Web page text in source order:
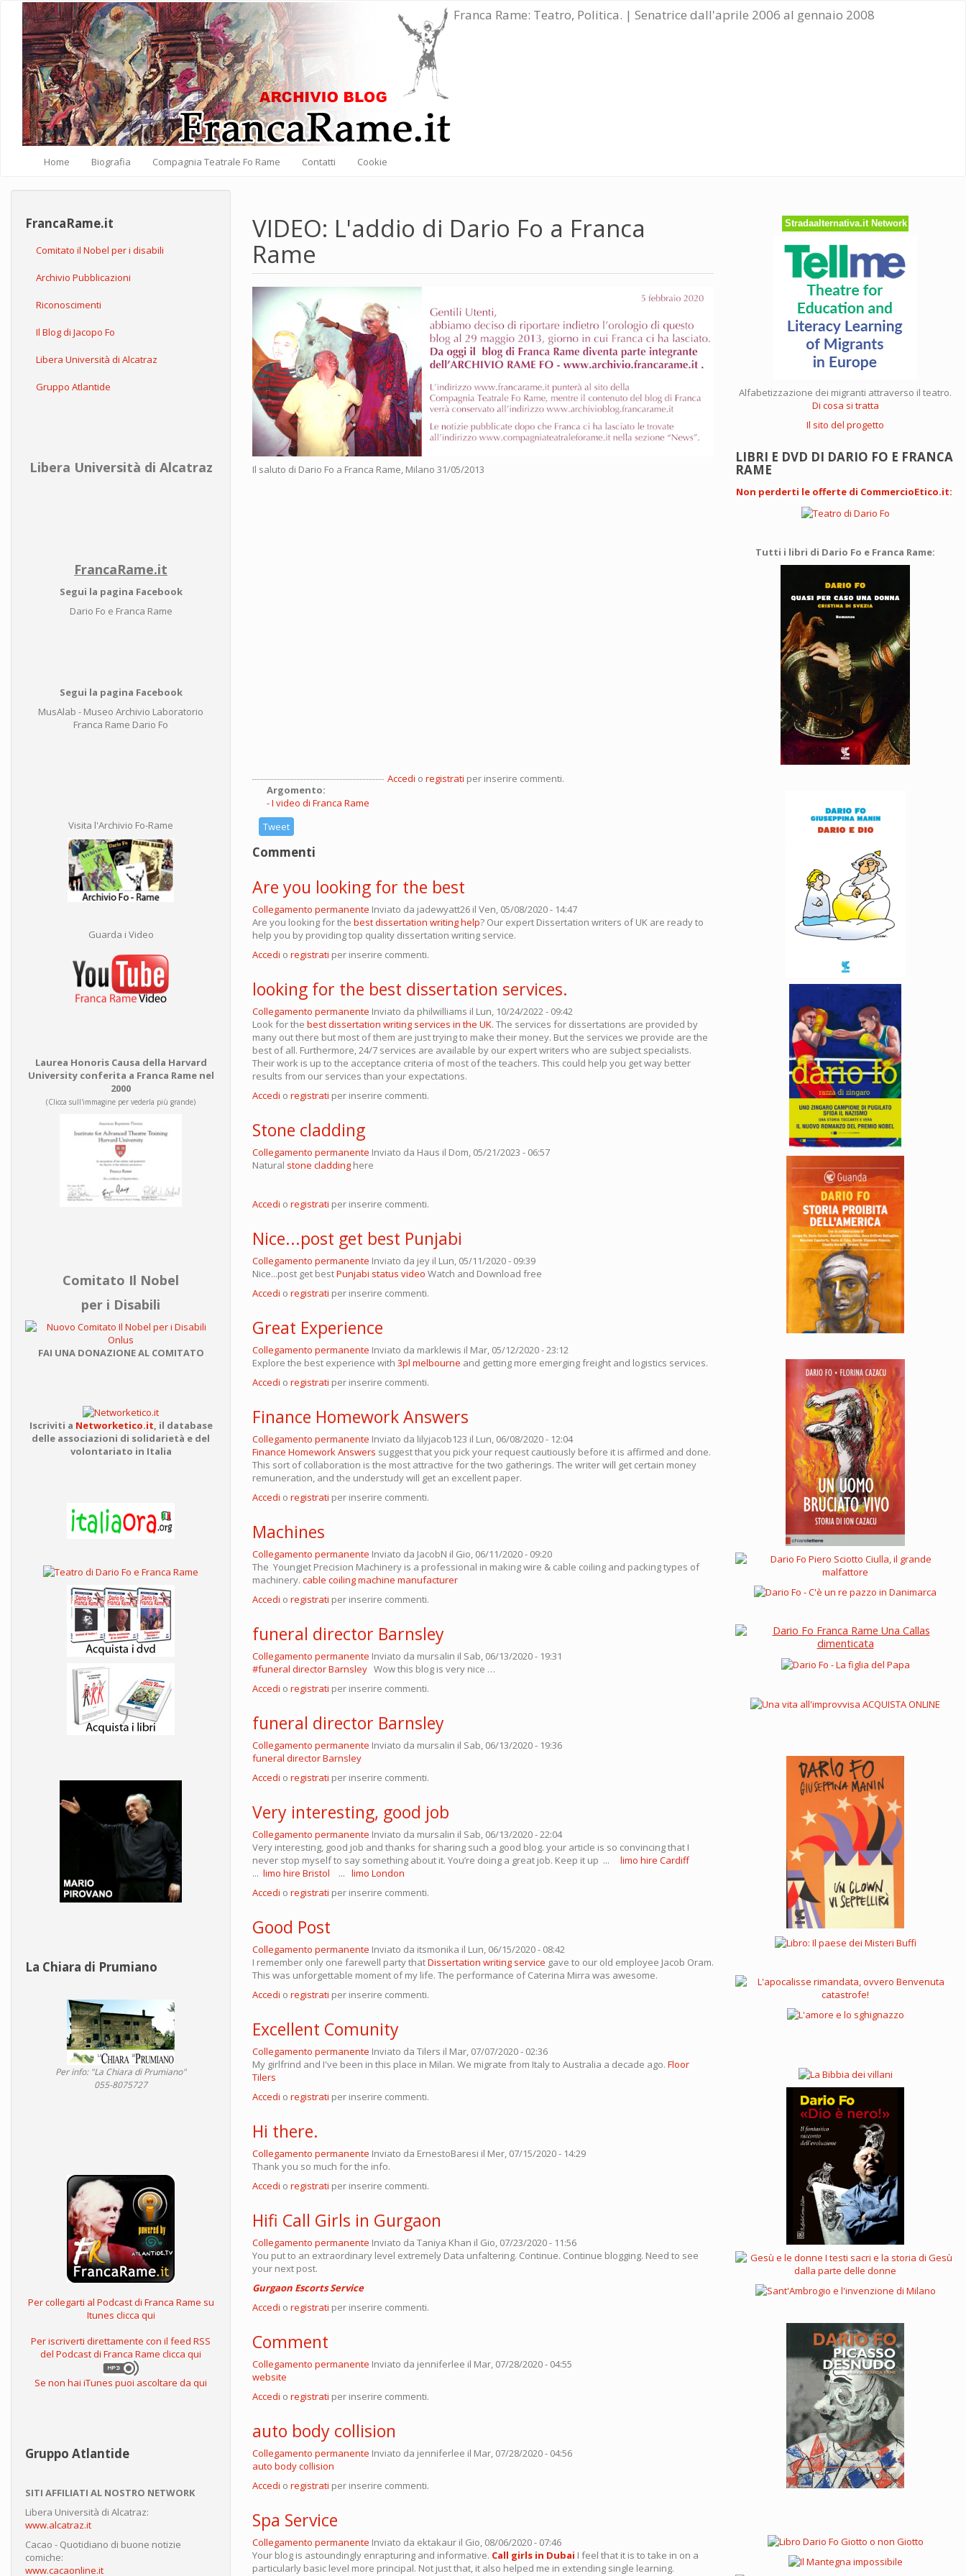
Salta al contenuto principale Franca Rame: Teatro, Politica. | Senatrice dall'aprile 2006 al gennaio 2008
Home Biografia Compagnia Teatrale Fo Rame Contatti Cookie
FrancaRame.it
Comitato il Nobel per i disabili
Archivio Pubblicazioni
Riconoscimenti
Il Blog di Jacopo Fo
Libera Università di Alcatraz
Gruppo Atlantide
Libera Università di Alcatraz
FrancaRame.it
Segui la pagina Facebook
Dario Fo e Franca Rame
Segui la pagina Facebook
MusAlab - Museo Archivio Laboratorio
Franca Rame Dario Fo
Visita l'Archivio Fo-Rame
Guarda i Video
Laurea Honoris Causa della Harvard
University conferita a Franca Rame nel
2000
(Clicca sull'immagine per vederla più grande)
Comitato Il Nobel
per i Disabili
FAI UNA DONAZIONE AL COMITATO
Iscriviti a Networketico.it il database
delle associazioni di solidarietà e del
volontariato in Italia
La Chiara di Prumiano
Per info: "La Chiara di Prumiano"
055-8075727
Per collegarti al Podcast di Franca Rame su
Itunes clicca qui
Per iscriverti direttamente con il feed RSS
del Podcast di Franca Rame clicca qui
Se non hai iTunes puoi ascoltare da qui
Gruppo Atlantide
SITI AFFILIATI AL NOSTRO NETWORK
Libera Università di Alcatraz:
www.alcatraz.it
Cacao - Quotidiano di buone notizie
comiche:
www.cacaonline.it
VIDEO: L'addio di Dario Fo a Franca
Rame
Il saluto di Dario Fo a Franca Rame, Milano 31/05/2013
Argomento:
I video di Franca Rame
Accedi o registrati per inserire commenti.
Tweet
Commenti
Are you looking for the best
Collegamento permanente Inviato da jadewyatt26 il Ven, 05/08/2020 - 14:47
Are you looking for the best dissertation writing help? Our expert Dissertation writers of UK are ready to
help you by providing top quality dissertation writing service.
Accedi o registrati per inserire commenti.
looking for the best dissertation services.
Collegamento permanente Inviato da philwilliams il Lun, 10/24/2022 - 09:42
Look for the best dissertation writing services in the UK. The services for dissertations are provided by
many out there but most of them are just trying to make their money. But the services we provide are the
best of all. Furthermore, 24/7 services are available by our expert writers who are subject specialists.
Their work is up to the acceptance criteria of most of the teachers. This could help you get way better
results from our services than your expectations.
Accedi o registrati per inserire commenti.
Stone cladding
Collegamento permanente Inviato da Haus il Dom, 05/21/2023 - 06:57
Natural stone cladding here
Accedi o registrati per inserire commenti.
Nice...post get best Punjabi
Collegamento permanente Inviato da jey il Lun, 05/11/2020 - 09:39
Nice...post get bestPunjabi status video Watch and Download free
Accedi o registrati per inserire commenti.
Great Experience
Collegamento permanente Inviato da marklewis il Mar, 05/12/2020 - 23:12
Explore the best experience with 3pl melbourne and getting more emerging freight and logistics services.
Accedi o registrati per inserire commenti.
Finance Homework Answers
Collegamento permanente Inviato da lilyjacob123 il Lun, 06/08/2020 - 12:04
Finance Homework Answers suggest that you pick your request cautiously before it is affirmed and done.
This sort of collaboration is the most attractive for the two gatherings. The writer will get certain money
remuneration, and the understudy will get an excellent paper.
Accedi o registrati per inserire commenti.
Machines
Collegamento permanente Inviato da JacobN il Gio, 06/11/2020 - 09:20
The Youngjet Precision Machinery is a professional in making wire & cable coiling and packing types of
machinery. cable coiling machine manufacturer
Accedi o registrati per inserire commenti.
funeral director Barnsley
Collegamento permanente Inviato da mursalin il Sab, 06/13/2020 - 19:31
#funeral director Barnsley Wow this blog is very nice …
Accedi o registrati per inserire commenti.
funeral director Barnsley
Collegamento permanente Inviato da mursalin il Sab, 06/13/2020 - 19:36
funeral director Barnsley
Accedi o registrati per inserire commenti.
Very interesting, good job
Collegamento permanente Inviato da mursalin il Sab, 06/13/2020 - 22:04
Very interesting, good job and thanks for sharing such a good blog. your article is so convincing that I
never stop myself to say something about it. You’re doing a great job. Keep it up ... limo hire Cardiff
... limo hire Bristol ... limo London
Accedi o registrati per inserire commenti.
Good Post
Collegamento permanente Inviato da itsmonika il Lun, 06/15/2020 - 08:42
I remember only one farewell party thatDissertation writing service gave to our old employee Jacob Oram.
This was unforgettable moment of my life. The performance of Caterina Mirra was awesome.
Accedi o registrati per inserire commenti.
Excellent Comunity
Collegamento permanente Inviato da Tilers il Mar, 07/07/2020 - 02:36
My girlfrind and I've been in this place in Milan. We migrate from Italy to Australia a decade ago. Floor
Tilers
Accedi o registrati per inserire commenti.
Hi there.
Collegamento permanente Inviato da ErnestoBaresi il Mer, 07/15/2020 - 14:29
Thank you so much for the info.
Accedi o registrati per inserire commenti.
Hifi Call Girls in Gurgaon
Collegamento permanente Inviato da Taniya Khan il Gio, 07/23/2020 - 11:56
You put to an extraordinary level extremely Data unfaltering. Continue. Continue blogging. Need to see
your next post.
Gurgaon Escorts Service
Accedi o registrati per inserire commenti.
Comment
Collegamento permanente Inviato da jenniferlee il Mar, 07/28/2020 - 04:55
website
Accedi o registrati per inserire commenti.
auto body collision
Collegamento permanente Inviato da jenniferlee il Mar, 07/28/2020 - 04:56
auto body collision
Accedi o registrati per inserire commenti.
Spa Service
Collegamento permanente Inviato da ektakaur il Gio, 08/06/2020 - 07:46
Your blog is astoundingly enrapturing and informative. Call girls in Dubai I feel that it is to take in on a
particularly basic level more principal. Not just that, it also helped me in extending single learning.
Stradaalternativa.it Network
Alfabetizzazione dei migranti attraverso il teatro.
Di cosa si tratta
Il sito del progetto
LIBRI E DVD DI DARIO FO E FRANCA
RAME
Non perderti le offerte di CommercioEtico.it:
Tutti i libri di Dario Fo e Franca Rame: